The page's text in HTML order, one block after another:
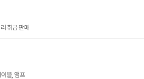
서리 취급 판매
블, 앰프